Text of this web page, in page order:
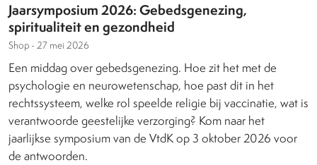
Jaarsymposium 2026: Gebedsgenezing,
spiritualiteit en gezondheid
Shop - 27 mei 2026
Een middag over gebedsgenezing. Hoe zit het met de
psychologie en neurowetenschap, hoe past dit in het
rechtssysteem, welke rol speelde religie bij vaccinatie, wat is
verantwoorde geestelijke verzorging? Kom naar het
jaarlijkse symposium van de VtdK op 3 oktober 2026 voor
de antwoorden.